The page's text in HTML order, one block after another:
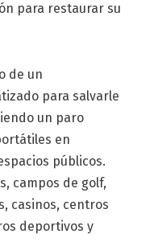
para restaurar su
de un
para salvarle
un paro
en
públicos.
campos de golf,
casinos, centros
deportivos y